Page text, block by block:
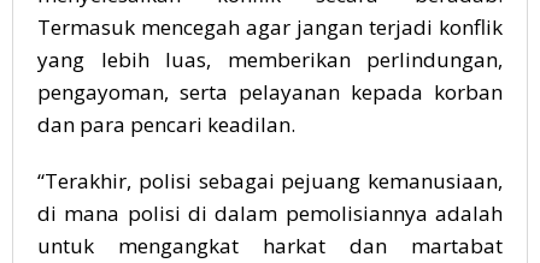
Termasuk mencegah agar jangan terjadi konflik
yang lebih luas, memberikan perlindungan,
pengayoman, serta pelayanan kepada korban
dan para pencari keadilan.
“Terakhir, polisi sebagai pejuang kemanusiaan,
di mana polisi di dalam pemolisiannya adalah
untuk mengangkat harkat dan martabat